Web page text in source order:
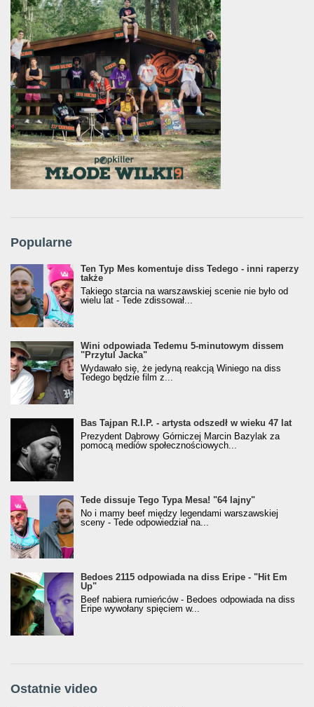
Popularne
Ten Typ Mes komentuje diss Tedego - inni raperzy
także
Takiego starcia na warszawskiej scenie nie było od
wielu lat - Tede zdissował...
Wini odpowiada Tedemu 5-minutowym dissem
"Przytul Jacka"
Wydawało się, że jedyną reakcją Winiego na diss
Tedego będzie film z...
Bas Tajpan R.I.P. - artysta odszedł w wieku 47 lat
Prezydent Dąbrowy Górniczej Marcin Bazylak za
pomocą mediów społecznościowych...
Tede dissuje Tego Typa Mesa! "64 lajny"
No i mamy beef między legendami warszawskiej
sceny - Tede odpowiedział na...
Bedoes 2115 odpowiada na diss Eripe - "Hit Em
Up"
Beef nabiera rumieńców - Bedoes odpowiada na diss
Eripe wywołany spięciem w...
Ostatnie video